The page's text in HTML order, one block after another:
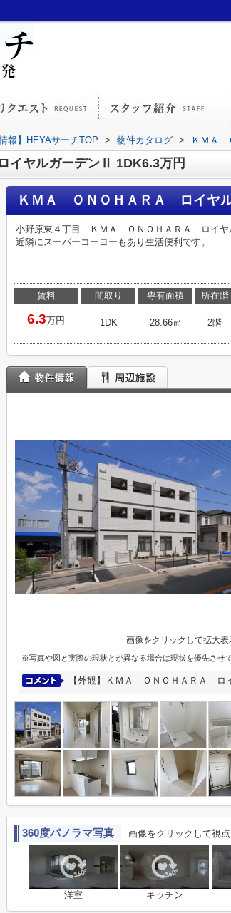
報】HEYAサーチTOP > 物件カタログ > ＫＭＡ
ヤルガーデンⅡ 1DK6.3万円
ＫＭＡ ＯＮＯＨＡＲＡ ロイヤ
小野原東４丁目 ＫＭＡ ＯＮＯＨＡＲＡ ロ
近隣にスーパーコーヨーもあり生活便利です。
賃料
6.3万円
間取り
1DK
専有面積
28.66㎡
所在階
2階
画像をクリックして拡大表
※写真や図と実際の現状とが異なる場合は現状を優先させ
【外観】ＫＭＡ ＯＮＯＨＡＲＡ ロ
360度パノラマ写真 画像をクリックして視
洋室 キッチン